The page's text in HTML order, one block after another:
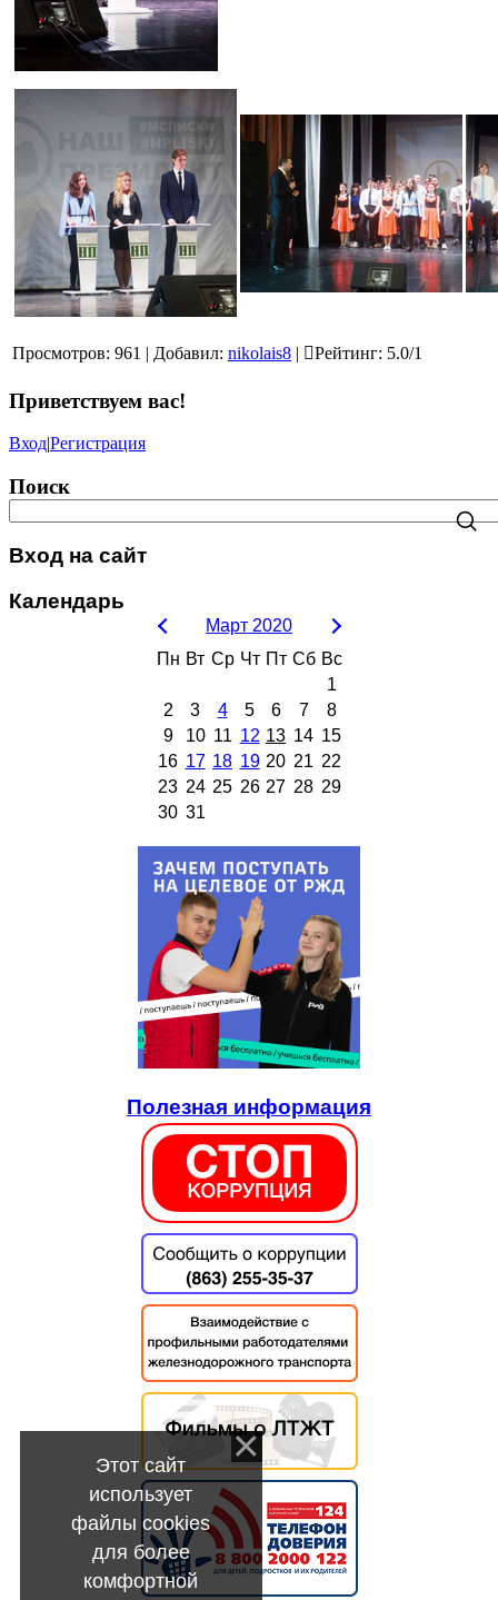
Просмотров: 961 | Добавил: nikolais8 | Рейтинг: 5.0/1
Приветствуем вас!
Вход|Регистрация
Поиск
Вход на сайт
Календарь
Март 2020
Пн Вт Ср Чт Пт Сб Вс
1
2
3 4 5 6 7
8
9
10 11 12 13 14 15
16 17 18 19 20 21 22
23 24 25 26 27 28 29
30 31
Полезная информация
Этот сайт
использует
файлы cookies
для более
комфортной